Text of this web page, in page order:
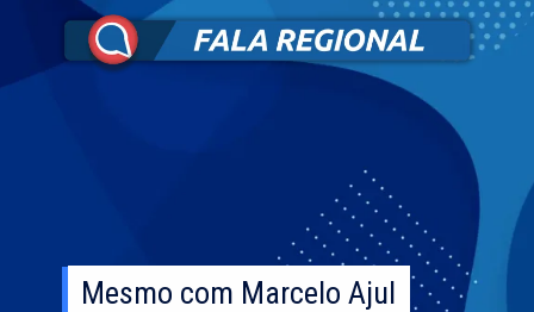
Mesmo com Marcelo Ajul
Mesmo com Marcelo Ajul